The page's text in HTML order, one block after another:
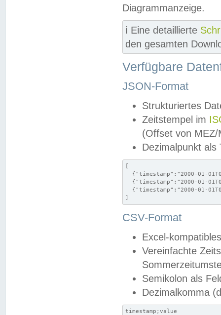
Diagrammanzeige.
ℹ️ Eine detaillierte
den gesamten
Verfügbare
JSON-Format
Strukturiertes
Zeitstempel im
(Offset von MEZ/
Dezimalpunkt als
[
{"timestamp":"2000-01-
{"timestamp":"2000-01-
{"timestamp":"2000-01-
]
CSV-Format
Excel-
Vereinfachte
Semikolon als
Dezimalkomma
timestamp;value